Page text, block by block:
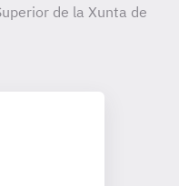
de la Xunta de